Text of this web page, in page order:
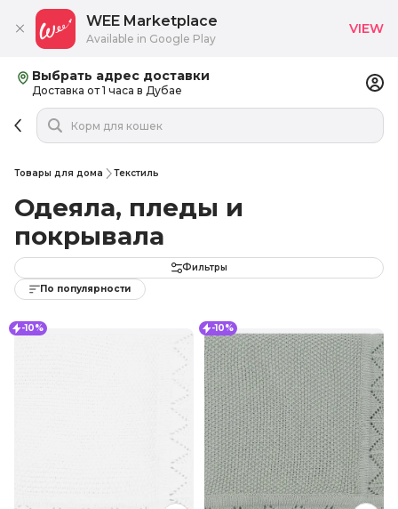
Выбрать адрес доставки
Доставка от 1 часа в Дубае
Товары для дома Текстиль
Одеяла, пледы и
покрывала
Фильтры
По популярности
-10% -10%
WEE Marketplace
Available in Google Play
VIEW